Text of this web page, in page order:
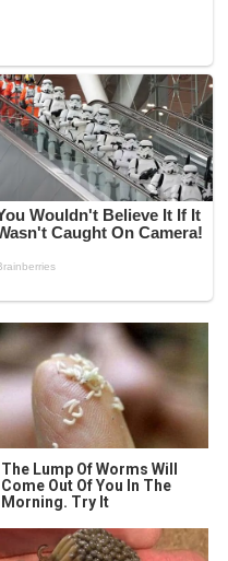
The Lump Of Worms Will
Come Out Of You In The
Morning. Try It